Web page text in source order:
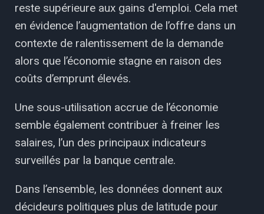
reste supérieure aux gains d'emploi. Cela met
en évidence l’augmentation de l’offre dans un
contexte de ralentissement de la demande
alors que l’économie stagne en raison des
coûts d’emprunt élevés.
Une sous-utilisation accrue de l’économie
semble également contribuer à freiner les
salaires, l’un des principaux indicateurs
surveillés par la banque centrale.
Dans l’ensemble, les données donnent aux
décideurs politiques plus de latitude pour